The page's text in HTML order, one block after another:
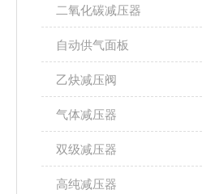
二氧化碳减压器
自动供气面板
乙炔减压阀
气体减压器
双级减压器
高纯减压器